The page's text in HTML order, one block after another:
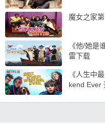
魔女之家
《他/她是
雷下载
《人生中
kend Ever